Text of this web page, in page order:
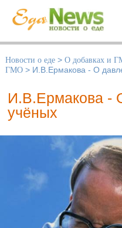
Новости о еде > О добавках и
ГМО > И.В.Ермакова - О
И.В.Ермакова -
учёных